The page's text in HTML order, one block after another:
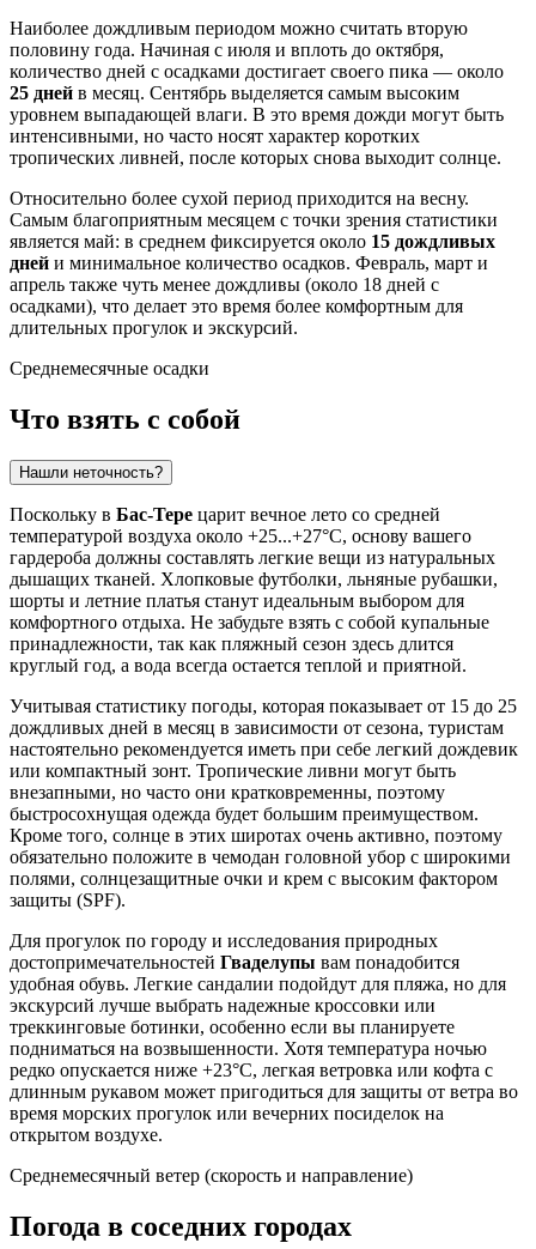
Наиболее дождливым периодом можно считать вторую
половину года. Начиная с июля и вплоть до октября,
количество дней с осадками достигает своего пика — около
25 дней в месяц. Сентябрь выделяется самым высоким
уровнем выпадающей влаги. В это время дожди могут быть
интенсивными, но часто носят характер коротких
тропических ливней, после которых снова выходит солнце.
Относительно более сухой период приходится на весну.
Самым благоприятным месяцем с точки зрения статистики
является май: в среднем фиксируется около 15 дождливых
дней и минимальное количество осадков. Февраль, март и
апрель также чуть менее дождливы (около 18 дней с
осадками), что делает это время более комфортным для
длительных прогулок и экскурсий.
Среднемесячные осадки
Что взять с собой
Нашли неточность?
Поскольку в Бас-Тере царит вечное лето со средней
температурой воздуха около +25...+27°C, основу вашего
гардероба должны составлять легкие вещи из натуральных
дышащих тканей. Хлопковые футболки, льняные рубашки,
шорты и летние платья станут идеальным выбором для
комфортного отдыха. Не забудьте взять с собой купальные
принадлежности, так как пляжный сезон здесь длится
круглый год, а вода всегда остается теплой и приятной.
Учитывая статистику погоды, которая показывает от 15 до 25
дождливых дней в месяц в зависимости от сезона, туристам
настоятельно рекомендуется иметь при себе легкий дождевик
или компактный зонт. Тропические ливни могут быть
внезапными, но часто они кратковременны, поэтому
быстросохнущая одежда будет большим преимуществом.
Кроме того, солнце в этих широтах очень активно, поэтому
обязательно положите в чемодан головной убор с широкими
полями, солнцезащитные очки и крем с высоким фактором
защиты (SPF).
Для прогулок по городу и исследования природных
достопримечательностей Гваделупы вам понадобится
удобная обувь. Легкие сандалии подойдут для пляжа, но для
экскурсий лучше выбрать надежные кроссовки или
треккинговые ботинки, особенно если вы планируете
подниматься на возвышенности. Хотя температура ночью
редко опускается ниже +23°C, легкая ветровка или кофта с
длинным рукавом может пригодиться для защиты от ветра во
время морских прогулок или вечерних посиделок на
открытом воздухе.
Среднемесячный ветер (скорость и направление)
Погода в соседних городах